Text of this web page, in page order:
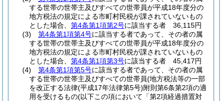
する世帯の世帯主及びすべての世帯員が平成18年度分の
地方税法の規定による市町村民税が課されていないもの
とした場合、 第4条第1項第2号に該当する者 36,115円
(3)
第4条第1項第4号に該当する者であって、その者の属
する世帯の世帯主及びすべての世帯員が平成18年度分の
地方税法の規定による市町村民税が課されていないもの
とした場合、 第4条第1項第3号に該当する者 45,417円
(4)
第4条第1項第5号に該当する者であって、その者の属
する世帯の世帯主及びすべての世帯員(地方税法等の一部
を改正する法律(平成17年法律第5号)附則第6条第2項の適
用を受けるもの(以下この項において「第2項経過措置対